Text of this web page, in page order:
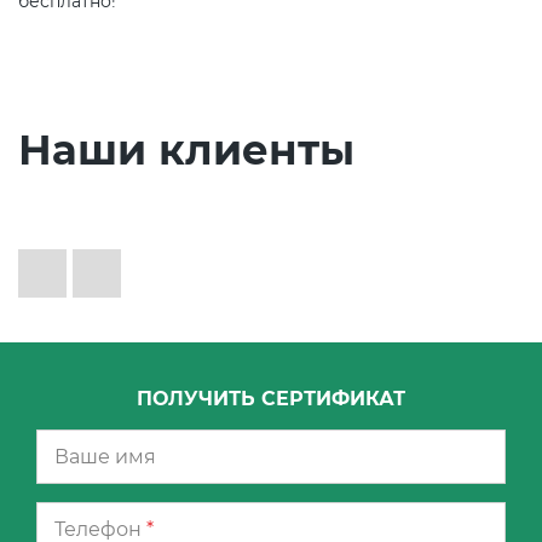
Наши клиенты
ПОЛУЧИТЬ СЕРТИФИКАТ
Телефон *